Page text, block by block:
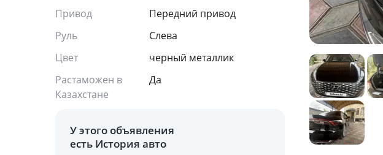
Привод
Передний привод
Руль
Слева
Цвет
черный металлик
Растаможен в
Казахстане
Да
У этого объявления
есть История авто